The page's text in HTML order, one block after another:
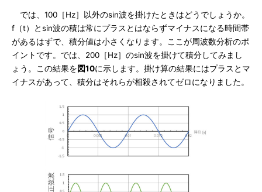
では、100［Hz］以外のsin波を掛けたときはどうでしょうか。
f（t）とsin波の積は常にプラスとはならずマイナスになる時間帯
があるはずで、積分値は小さくなります。ここが周波数分析のポ
イントです。では、200［Hz］のsin波を掛けて積分してみまし
ょう。この結果を図10に示します。掛け算の結果にはプラスとマ
イナスがあって、積分はそれらが相殺されてゼロになりました。